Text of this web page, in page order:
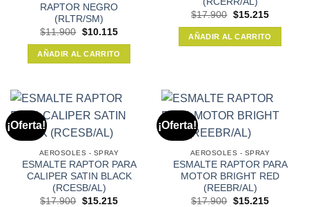
RAPTOR NEGRO
(RLTR/SM)
$11.900 El
original
era:
$11.900.
$10.115El
actual
es:
$10.115.
AÑADIR AL CARRITO
$17.900 El
original
era:
$17.900.
$15.215El
actual
es:
$15.215.
AÑADIR AL CARRITO
¡Oferta!
AEROSOLES - SPRAY
ESMALTE RAPTOR PARA
CALIPER SATIN BLACK
(RCESB/AL)
$17.900 El
$15.215El
¡Oferta!
AEROSOLES - SPRAY
ESMALTE RAPTOR PARA
MOTOR BRIGHT RED
(REEBR/AL)
$17.900 El
$15.215El